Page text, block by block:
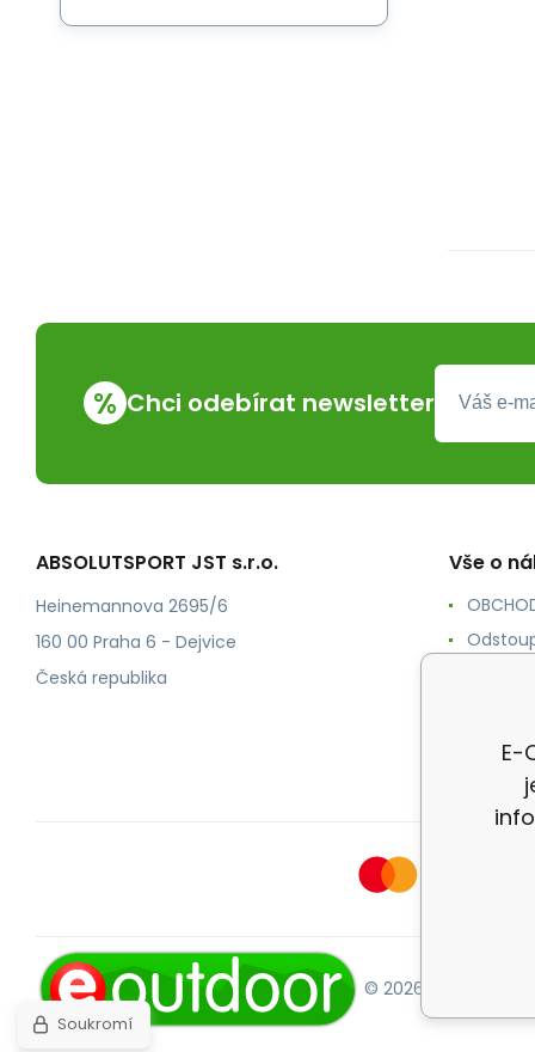
% Chci odebírat newsletter
ABSOLUTSPORT JST s.r.o.
Heinemannova 2695/6
160 00 Praha 6 - Dejvice
Česká republika
Vše o
© 2026 E-
E-
Soukromí